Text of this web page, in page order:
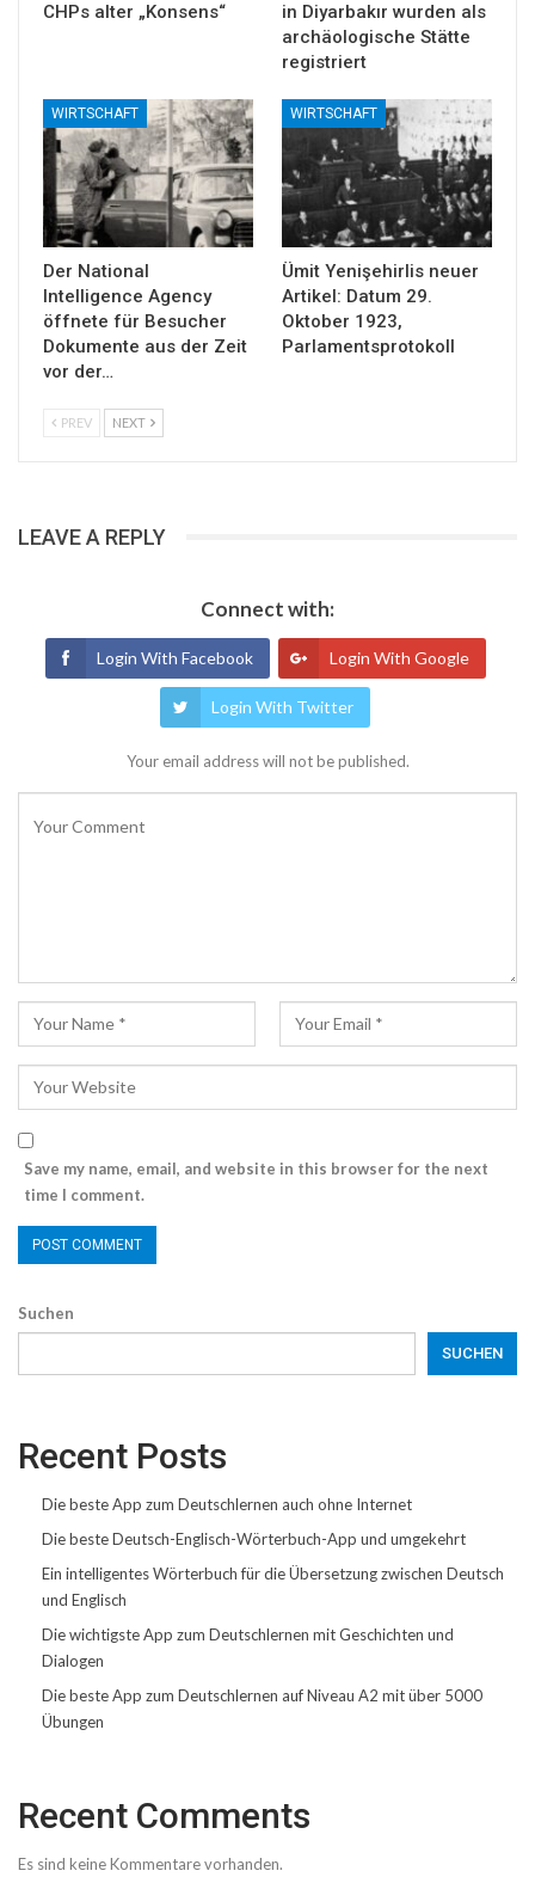
CHPs alter „Konsens“
in Diyarbakır wurden als
archäologische Stätte
registriert
WIRTSCHAFT
Der National
Intelligence Agency
öffnete für Besucher
Dokumente aus der Zeit
vor der…
WIRTSCHAFT
Ümit Yenişehirlis neuer
Artikel: Datum 29.
Oktober 1923,
Parlamentsprotokoll
PREV NEXT
LEAVE A REPLY
Connect with:
Login With Facebook Login With Google
Login With Twitter
Your email address will not be published.
Save my name, email, and website in this browser for the next
time I comment.
Suchen
SUCHEN
Recent Posts
Die beste App zum Deutschlernen auch ohne Internet
Die beste Deutsch-Englisch-Wörterbuch-App und umgekehrt
Ein intelligentes Wörterbuch für die Übersetzung zwischen Deutsch
und Englisch
Die wichtigste App zum Deutschlernen mit Geschichten und
Dialogen
Die beste App zum Deutschlernen auf Niveau A2 mit über 5000
Übungen
Recent Comments
Es sind keine Kommentare vorhanden.